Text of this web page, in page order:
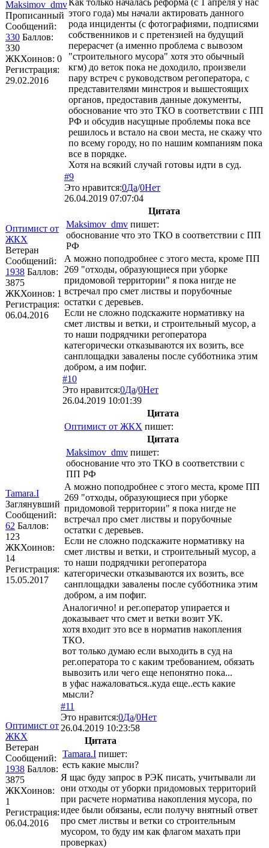
Maksimov_dmv
Прописанный
Сообщений:
330 Баллов:
330
ЖКХоинов: 0
Регистрация:
29.02.2016
этого года) мы начали актировать данного
рода инциденты (с фотографиями, подписями
собственников и с претензией на будущий
перерасчет (а именно проблема с вывозом
"строительного мусора" хотя это обычный
кгм) до веток пока не доходило, произвели
пару встреч с руководством регоператора, с
представителями минстроя и вышестоящих
органов, предоставив данные документы,
обоснование что это ТКО в соответствии с ПП
РФ и обсудив насущные проблемы пока все
решилось и встало на свои места, не скажу что
по всему городу, но по нашим компаниям пока
все в порядке.
Хотя на всякий случай готовы идти в суд.
Оптимист от
ЖКХ
Ветеран
Сообщений:
1938 Баллов:
3875
ЖКХоинов: 1
Регистрация:
06.04.2016
#9
Это нравится:0Да/0Нет
26.04.2019 07:07:04
Цитата
Maksimov_dmv пишет:
обоснование что это ТКО в соответствии с ПП
РФ
А можно поподробнее с этого места, кроме ПП
269 "отходы, образующиеся при уборке
придомовой территории" я пока нигде не
встречал про смет листвы и порубочные
остатки с деревьев.
Если не сложно подскажите нормативку на
смет листвы и ветки, и строительный мусор, а
то наши подрядчики регоператора
категорически отказываются их возить, все
санплощадки завалены после субботника этим
добром, а им пофиг.
Tamara.I
Заглянувший
Сообщений:
62 Баллов:
123
ЖКХоинов:
14
Регистрация:
15.05.2017
#10
Это нравится:0Да/0Нет
26.04.2019 10:01:39
Цитата
Оптимист от ЖКХ пишет:
Цитата
Maksimov_dmv пишет:
обоснование что это ТКО в соответствии с
ПП РФ
А можно поподробнее с этого места, кроме ПП
269 "отходы, образующиеся при уборке
придомовой территории" я пока нигде не
встречал про смет листвы и порубочные
остатки с деревьев.
Если не сложно подскажите нормативку на
смет листвы и ветки, и строительный мусор, а
то наши подрядчики регоператора
категорически отказываются их возить, все
санплощадки завалены после субботника этим
добром, а им пофиг.
Аналогично! и рег.оператор упирается и
доказывает что смет и ветки возит УК.
хотя входит это все в норматив накопления
ТКО.
вот только думаю если выходить в суд на
рег.оператора то с каким требованием, обязать
вывозить или чего еще непонятно пока...
в уфас нажаловаться..куда еще..есть какие
мысли?
Оптимист от
ЖКХ
Ветеран
Сообщений:
1938 Баллов:
3875
ЖКХоинов:
1
Регистрация:
06.04.2016
#11
Это нравится:0Да/0Нет
26.04.2019 10:23:58
Цитата
Tamara.I пишет:
есть какие мысли?
Я щас буду запрос в РЭК писать, учитывали ли
они отходы от уборки придомовых территорий
при расчете норматива накопления мусора, по
идее были обязаны, если получу внятный ответ
про смет листвы и ветки со строительным
мусором, то буду им как флагом махать при
проверках)